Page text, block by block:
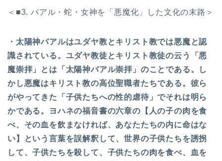
＜■3. バアル・蛇・女神を「悪魔化」した文化の末路＞
・太陽神バアルはユダヤ教とキリスト教では悪魔と認
識されている。ユダヤ教徒とキリスト教徒の云う「悪
魔崇拝」とは「太陽神バアル崇拝」のことである。し
かし悪魔はキリスト教の高位聖職者たちである。彼ら
がやってきた「子供たちへの性的虐待」でそれは明ら
かである。ヨハネの福音書の六章の【人の子の肉を食
べ、その血を飲まなければ、あなたたちの内に命はな
い】という言葉を誤解釈して、世界の子供たちを誘拐
して、子供たちを殺して、子供たちの肉を食べ、血を